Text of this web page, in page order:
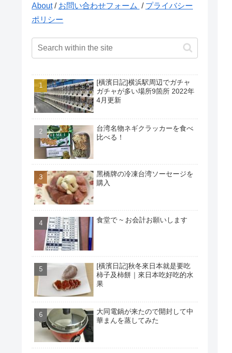
About/ お問い合わせフォーム / プライバシー
ポリシー
[橫濱日記]横浜駅周辺でガチャ
ガチャが多い場所9箇所 2022年
4月更新
台湾名物ネギクラッカーを食べ
比べる！
黑橋牌の冷凍台湾ソーセージを
購入
食堂で ~ お会計お願いします
[橫濱日記]秋冬來日本就是要吃
柿子及柿餅｜來日本吃好吃的水
果
大同電鍋が来たので開封して中
華まんを蒸してみた